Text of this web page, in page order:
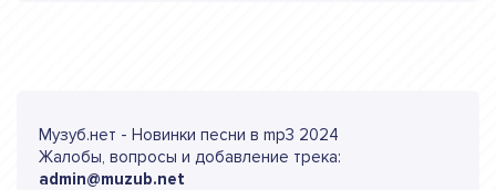
Музуб.нет - Новинки песни в mp3 2024
Жалобы, вопросы и добавление трека:
admin@muzub.net